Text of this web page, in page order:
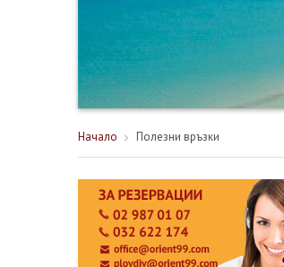
Начало Полезни връзки